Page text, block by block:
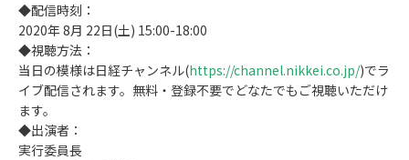
◆配信時刻：
2020年 8月 22日(土) 15:00-18:00
◆視聴方法：
当日の模様は日経チャンネル(https://channel.nikkei.co.jp/)でラ
イブ配信されます。無料・登録不要でどなたでもご視聴いただけ
ます。
◆出演者：
実行委員長